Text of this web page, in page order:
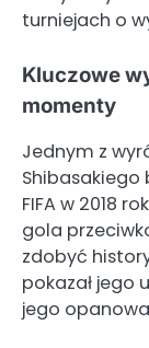
turniejach o
Kluczowe
momenty
Jednym z
Shibasakiego
FIFA w 2018
gola
zdobyć
pokazał jego
jego